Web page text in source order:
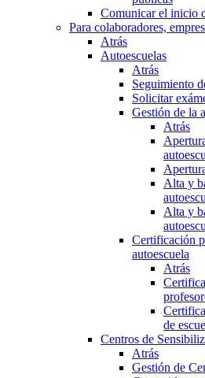
Comunicar el inicio
Para colaboradores,
Atrás
Autoescuelas
Atrás
Seguimiento
Solicitar
Gestión de la
Atrás
Alta y
Alta y
Certificación
autoescuela
Atrás
de
Centros de
Atrás
Gestión de